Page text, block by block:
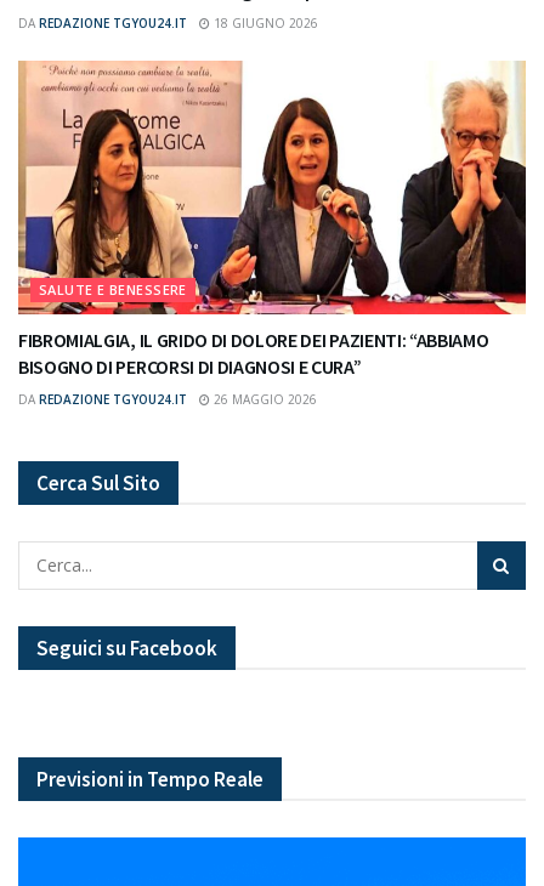
DA REDAZIONE TGYOU24.IT 18 GIUGNO 2026
SALUTE E BENESSERE
FIBROMIALGIA, IL GRIDO DI DOLORE DEI PAZIENTI: “ABBIAMO
BISOGNO DI PERCORSI DI DIAGNOSI E CURA”
DA REDAZIONE TGYOU24.IT 26 MAGGIO 2026
Cerca Sul Sito
Seguici su Facebook
Previsioni in Tempo Reale